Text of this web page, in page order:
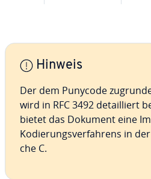
Hinweis
Der dem Punycode
wird in RFC 3492 de­tail­liert
bietet das Dokument eine
Ko­die­rungs­ver­fah­rens in
che C.